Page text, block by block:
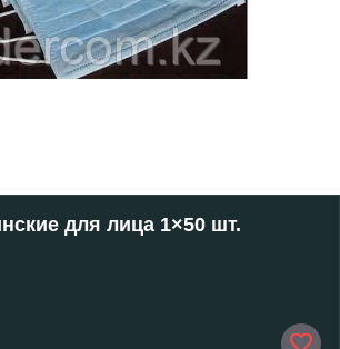
для лица 1×50 шт.